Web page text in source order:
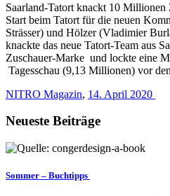
Saarland-Tatort knackt 10
Start beim Tatort für die neuen
Strässer) und Hölzer (Vladimier
knackte das neue Tatort-Team aus
Zuschauer-Marke und lockte eine
Tagesschau (9,13 Millionen) vor
NITRO Magazin, 14. April 2020
Neueste Beiträge
Sommer – Buchtipps